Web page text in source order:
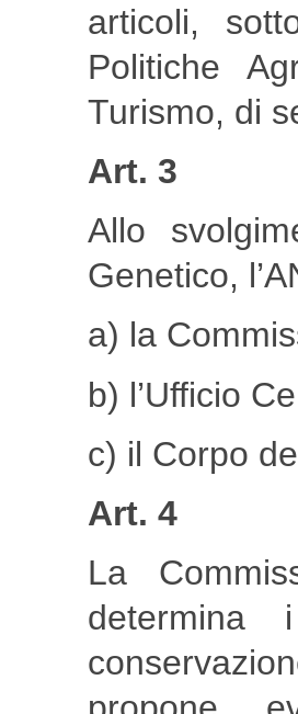
articoli,
Politiche
Turismo, di
Art. 3
Allo
Genetico,
a) la
b) l’Ufficio
c) il Corpo
Art. 4
La